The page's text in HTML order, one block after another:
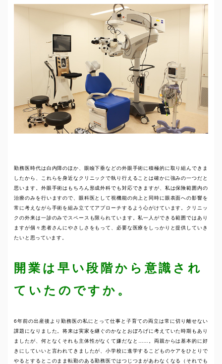
勤務医時代は白内障のほか、眼瞼下垂などの外眼手術に積極的に取り組んできま
したから、これらを身近なクリニックで執り行えることは確かに強みの一つだと
思います。外眼手術はもちろん形成外科でも対応できますが、私は保険範囲内の
治療のみを行いますので、眼科医として視機能の向上と同時に眼表面への影響を
常に考えながら手術を組み立ててアプローチするよう心がけています。クリニッ
クの外来は一診のみでスペースも限られています。私一人ができる範囲ではあり
ますが個々患者さんにやさしさをもって、必要な医療をしっかりと提供していき
たいと思っています。
開業は早い段階から意識され
ていたのですか。
6年前の出産後より勤務医の私にとって仕事と子育ての両立は常に切り離せない
課題になりました。将来は実家を継ぐのかなとおぼろげに考えていた時期もあり
ましたが、何となくそれも主体性がなくて嫌だなと……。両親からは基本的に好
きにしていいと言われてきましたが、小学校に進学するこどものケアをひとりで
やるとするとこのまま転勤のある勤務医ではつじつまがあわなくなる（それでも